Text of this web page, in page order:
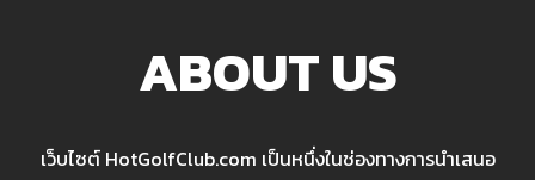
ABOUT US
เว็บไซต์ HotGolfClub.com เป็นหนึ่งในช่องทางการนำเสนอ